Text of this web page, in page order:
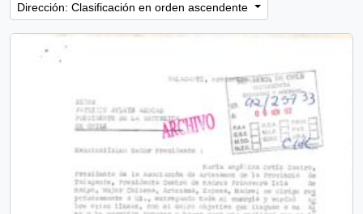
Dirección: Clasificación en orden ascendente